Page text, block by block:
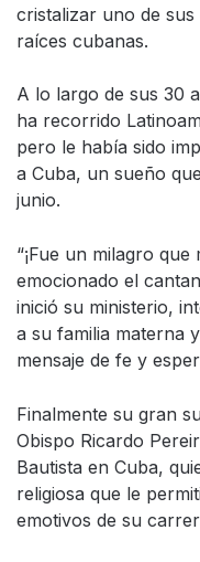
cristalizar uno de
raíces cubanas.
A lo largo de sus 30
ha recorrido
pero le había sido
a Cuba, un sueño
junio.
“¡Fue un milagro
emocionado el
inició su ministerio,
a su familia materna
mensaje de fe y
Finalmente su gran
Obispo Ricardo
Bautista en Cuba,
religiosa que le
emotivos de su